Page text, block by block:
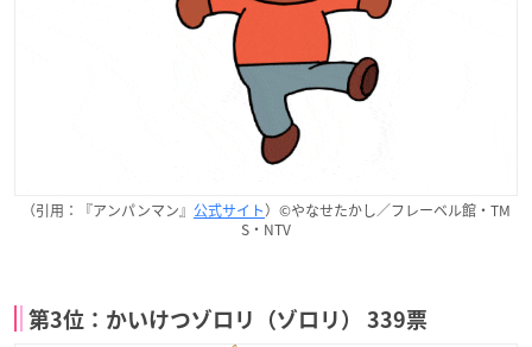
（引用：『アンパンマン』 公式サイト）©やなせたかし／フレーベル館・TM
S・NTV
第3位：かいけつゾロリ（ゾロリ） 339票